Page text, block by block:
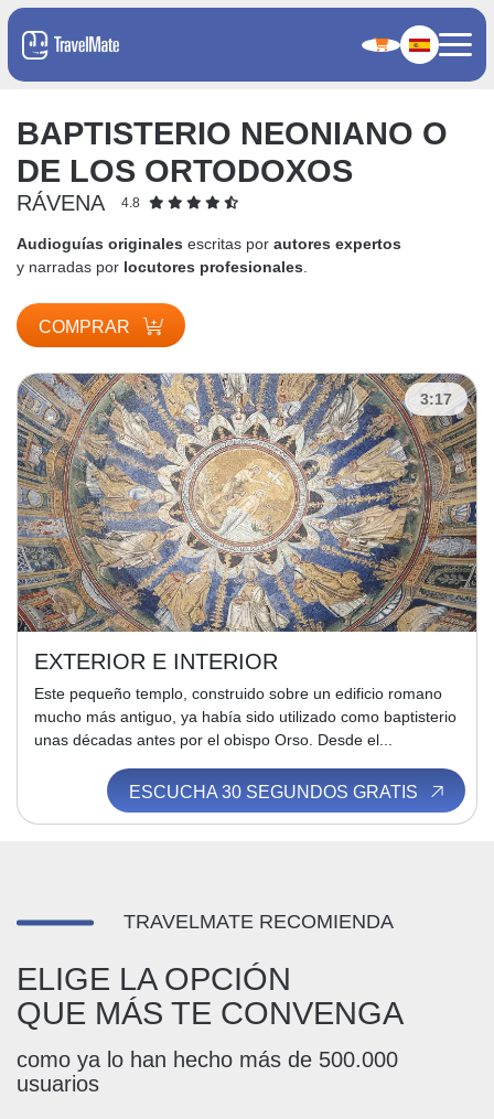
BAPTISTERIO NEONIANO O
DE LOS ORTODOXOS
RÁVENA 4.8
Audioguías originales escritas por autores expertos
y narradas por locutores profesionales
COMPRAR
3:17
EXTERIOR E INTERIOR
Este pequeño templo, construido sobre un edificio romano
mucho más antiguo, ya había sido utilizado como baptisterio
unas décadas antes por el obispo Orso. Desde el...
ESCUCHA 30 SEGUNDOS GRATIS
TRAVELMATE RECOMIENDA
ELIGE LA OPCIÓN
QUE MÁS TE CONVENGA
como ya lo han hecho más de 500.000
usuarios